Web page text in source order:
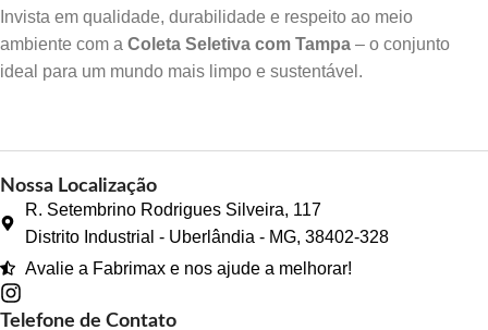
Invista em qualidade, durabilidade e respeito ao meio
ambiente com a Coleta Seletiva com Tampa – o conjunto
ideal para um mundo mais limpo e sustentável.
Nossa Localização
R. Setembrino Rodrigues Silveira, 117
Distrito Industrial - Uberlândia - MG, 38402-328
Avalie a Fabrimax e nos ajude a melhorar!
Telefone de Contato